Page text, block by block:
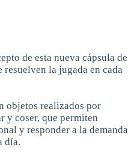
de esta nueva cápsula de
la jugada en cada
objetos realizados por
y coser, que permiten
y responder a la demanda
día.